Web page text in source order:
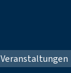
Veranstaltungen